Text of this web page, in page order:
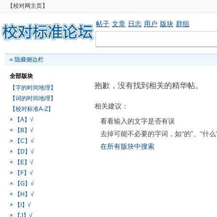
【校对网主页】
帖子 文章 日志 用户 版块 群组
« 隐藏侧边栏
全部版块
【字的时间地理】
【词的时间地理】
【校对标准A-Z】
× 【A】√
× 【B】√
× 【C】√
× 【D】√
× 【E】√
× 【F】√
× 【G】√
× 【H】√
× 【I】√
× 【J】√
抱歉，没有找到相关的精华帖。
相关建议：
看看输入的文字是否有误
去掉可能不必要的字词，如“的”、“什么
在所有版块中搜索